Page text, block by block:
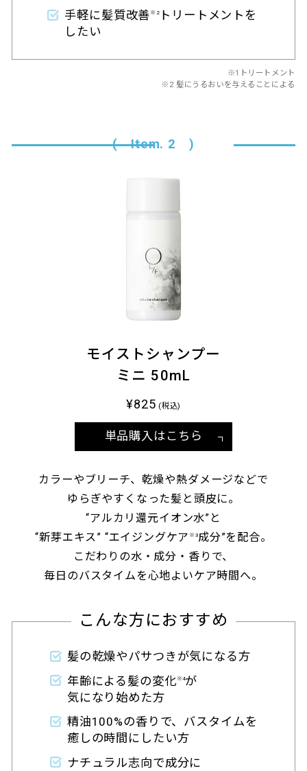
手軽に髪質改善 ※2トリートメントを
したい
※1トリートメント
※2 髪にうるおいを与えることによる
( Item. 2 )
モイストシャンプー
ミニ 50mL
¥825 (税込)
単品購入はこちら
カラーやブリーチ、乾燥や熱ダメージなどで
ゆらぎやすくなった髪と頭皮に。
“アルカリ還元イオン水”と
“新芽エキス” “エイジングケア ※3成分”を配合。
こだわりの水・成分・香りで、
毎日のバスタイムを心地よいケア時間へ。
こんな方におすすめ
髪の乾燥やパサつきが気になる方
年齢による髪の変化 ※4が
気になり始めた方
精油100%の香りで、バスタイムを
癒しの時間にしたい方
ナチュラル志向で成分に